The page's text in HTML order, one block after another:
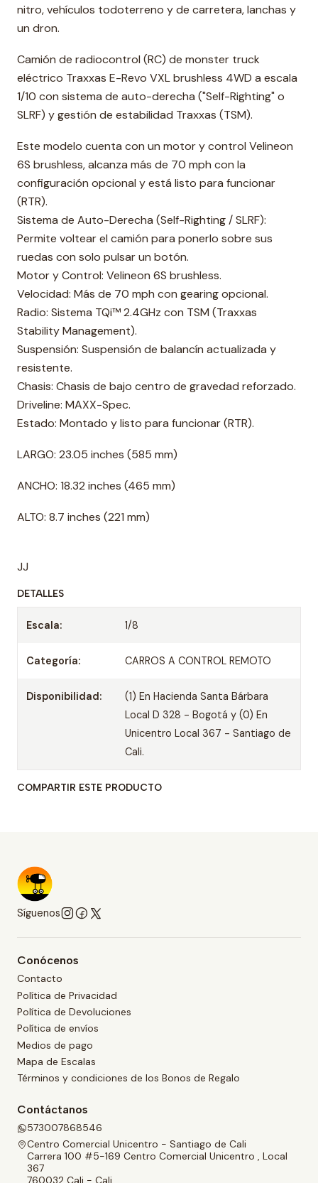
nitro, vehículos todoterreno y de carretera, lanchas y
un dron.
Camión de radiocontrol (RC) de monster truck
eléctrico Traxxas E-Revo VXL brushless 4WD a escala
1/10 con sistema de auto-derecha ("Self-Righting" o
SLRF) y gestión de estabilidad Traxxas (TSM).
Este modelo cuenta con un motor y control Velineon
6S brushless, alcanza más de 70 mph con la
configuración opcional y está listo para funcionar
(RTR).
Sistema de Auto-Derecha (Self-Righting / SLRF):
Permite voltear el camión para ponerlo sobre sus
ruedas con solo pulsar un botón.
Motor y Control: Velineon 6S brushless.
Velocidad: Más de 70 mph con gearing opcional.
Radio: Sistema TQi™ 2.4GHz con TSM (Traxxas
Stability Management).
Suspensión: Suspensión de balancín actualizada y
resistente.
Chasis: Chasis de bajo centro de gravedad reforzado.
Driveline: MAXX-Spec.
Estado: Montado y listo para funcionar (RTR).
LARGO: 23.05 inches (585 mm)
ANCHO: 18.32 inches (465 mm)
ALTO: 8.7 inches (221 mm)
JJ
DETALLES
Escala: 1/8
Categoría: CARROS A CONTROL REMOTO
Disponibilidad:
(1) En Hacienda Santa Bárbara
Local D 328 - Bogotá y (0) En
Unicentro Local 367 - Santiago de
Cali.
COMPARTIR ESTE PRODUCTO
Síguenos
Conócenos
Contacto
Política de Privacidad
Política de Devoluciones
Política de envíos
Medios de pago
Mapa de Escalas
Términos y condiciones de los Bonos de Regalo
Contáctanos
573007868546
Centro Comercial Unicentro - Santiago de Cali
Carrera 100 #5-169 Centro Comercial Unicentro , Local
367
760032 Cali - Cali